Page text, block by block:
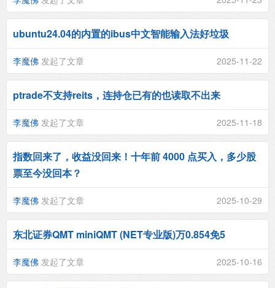
ubuntu24.04的内置的ibus中文智能输入法好垃圾
李魔佛 发起了文章 2025-11-22
ptrade不支持reits，连持仓已有的也读取不出来
李魔佛 发起了文章 2025-11-18
指数回来了，收益没回来！十年前 4000 点买入，多少股
票至今没回本？
李魔佛 发起了文章 2025-10-29
东北证券QMT miniQMT (NET专业版)万0.854免5
李魔佛 发起了文章 2025-10-16